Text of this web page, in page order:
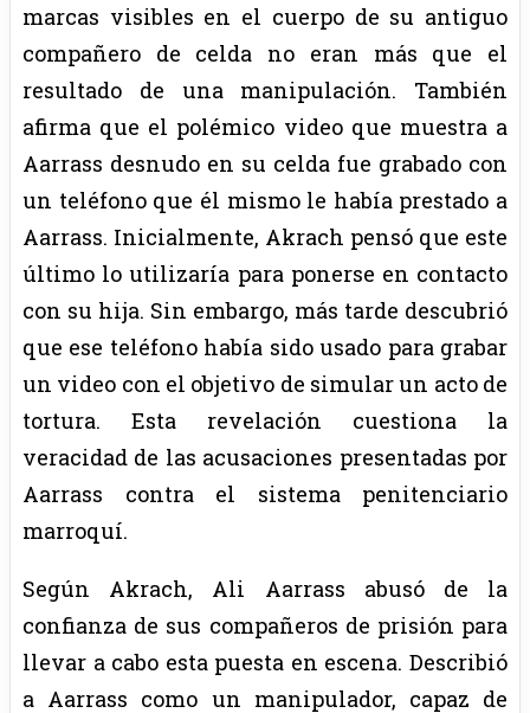
marcas visibles en el cuerpo de su antiguo
compañero de celda no eran más que el
resultado de una manipulación. También
afirma que el polémico video que muestra a
Aarrass desnudo en su celda fue grabado con
un teléfono que él mismo le había prestado a
Aarrass. Inicialmente, Akrach pensó que este
último lo utilizaría para ponerse en contacto
con su hija. Sin embargo, más tarde descubrió
que ese teléfono había sido usado para grabar
un video con el objetivo de simular un acto de
tortura. Esta revelación cuestiona la
veracidad de las acusaciones presentadas por
Aarrass contra el sistema penitenciario
marroquí.
Según Akrach, Ali Aarrass abusó de la
confianza de sus compañeros de prisión para
llevar a cabo esta puesta en escena. Describió
a Aarrass como un manipulador, capaz de